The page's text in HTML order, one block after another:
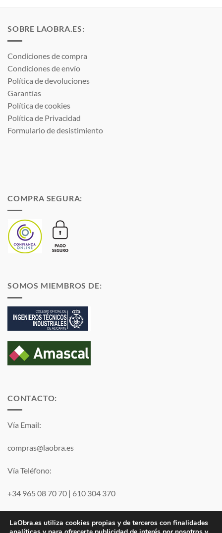
SOBRE LAOBRA.ES:
Condiciones de compra
Condiciones de envío
Política de devoluciones
Garantías
Política de cookies
Política de Privacidad
Formulario de desistimiento
COMPRA SEGURA:
SOMOS MIEMBROS DE:
CONTACTO:
Vía Email:
compras@laobra.es
Vía Teléfono:
+34 965 08 70 70 | 610 304 370
LaObra.es utiliza cookies propias y de terceros con finalidades